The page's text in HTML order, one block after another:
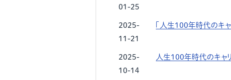
01-25
2025-
11-21
「人生１００年時代の
2025-
10-14
人生100年時代のキャ